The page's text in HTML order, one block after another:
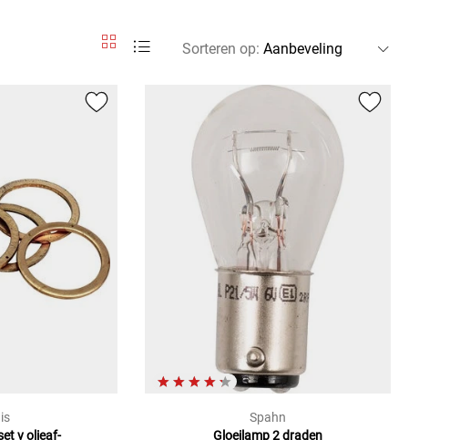
Sorteren op:
v olieaf-
Spahn
Gloeilamp 2 draden